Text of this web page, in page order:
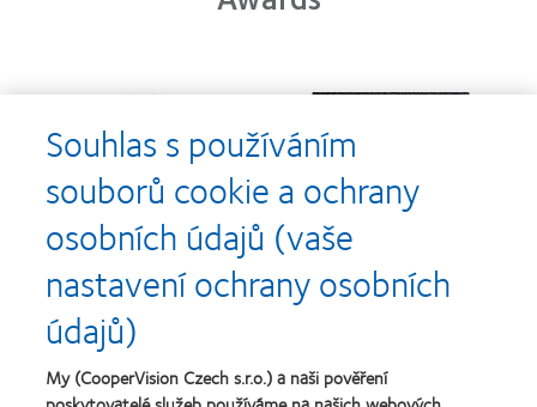
Learn
about
Cena
Silmo
d’Or
za
nejlepší
výrobek
pro
čočky
MyDay™
(2013)
Learn
about
Kontaktní
čočky
roku
(2013)
Learn
about
společnosti
pro
vedoucí
pracovníky
Learn
more
about
závod
roku
Learn
Souhlas s používáním
souborů cookie a ochrany
osobních údajů (vaše
nastavení ochrany osobních
údajů)
My (CooperVision Czech s.r.o.) a naši pověření